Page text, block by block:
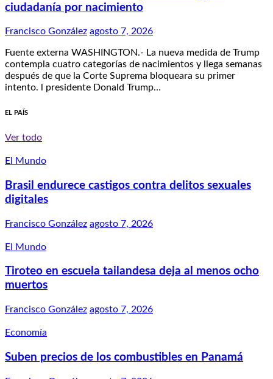
ciudadanía por nacimiento
Francisco González agosto 7, 2026
Fuente externa WASHINGTON.- La nueva medida de Trump
contempla cuatro categorías de nacimientos y llega semanas
después de que la Corte Suprema bloqueara su primer
intento. l presidente Donald Trump…
EL PAÍS
Ver todo
El Mundo
Brasil endurece castigos contra delitos sexuales
digitales
Francisco González agosto 7, 2026
El Mundo
Tiroteo en escuela tailandesa deja al menos ocho
muertos
Francisco González agosto 7, 2026
Economía
Suben precios de los combustibles en Panamá